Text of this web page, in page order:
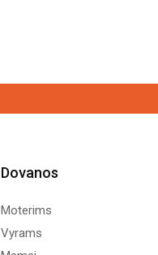
Dovanos
Moterims
Vyrams